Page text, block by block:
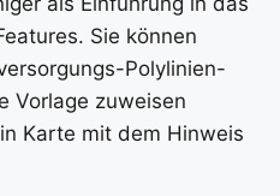
Sie können
Polylinien-
Vorlage zuweisen
Karte mit dem Hinweis